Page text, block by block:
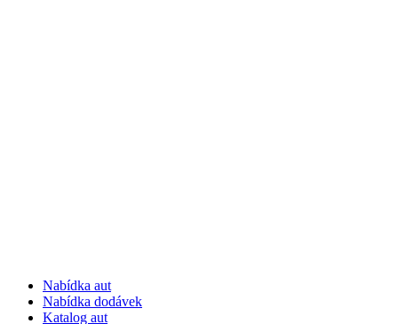
Nabídka aut
Nabídka dodávek
Katalog aut